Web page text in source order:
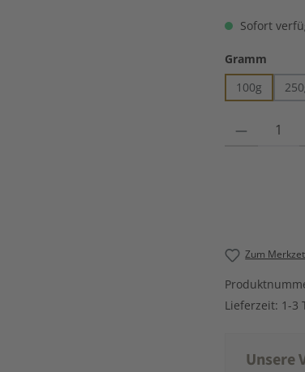
Sofort
Gramm
100g
Produkt
Zum
Lieferzeit: 1-3
Unsere